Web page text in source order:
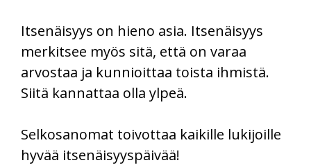
Itsenäisyys on hieno asia. Itsenäisyys
merkitsee myös sitä, että on varaa
arvostaa ja kunnioittaa toista ihmistä.
Siitä kannattaa olla ylpeä.
Selkosanomat toivottaa kaikille lukijoille
hyvää itsenäisyyspäivää!